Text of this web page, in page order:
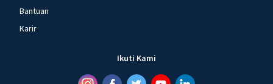
Bantuan
Karir
Ikuti Kami